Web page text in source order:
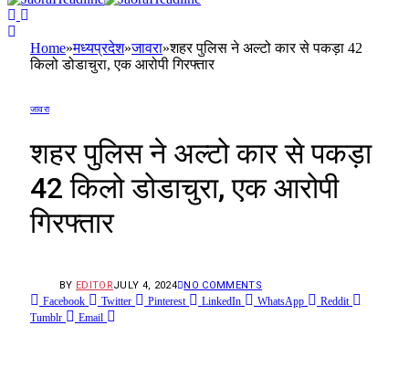
Home»मध्यप्रदेश»जावरा»शहर पुलिस ने अल्टो कार से पकड़ा 42
किलो डोडाचुरा, एक आरोपी गिरफ्तार
जावरा
शहर पुलिस ने अल्टो कार से पकड़ा
42 किलो डोडाचुरा, एक आरोपी
गिरफ्तार
BY EDITORJULY 4, 2024 NO COMMENTS
Facebook Twitter Pinterest LinkedIn WhatsApp
Reddit
Tumblr
Email